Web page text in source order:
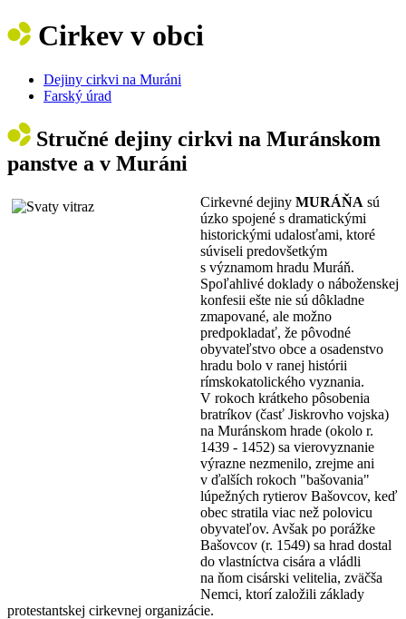
Cirkev v obci
Dejiny cirkvi na Muráni
Farský úrad
Stručné dejiny cirkvi na Muránskom
panstve a v Muráni
Cirkevné dejiny MURÁŇA sú
úzko spojené s dramatickými
historickými udalosťami, ktoré
súviseli predovšetkým
s významom hradu Muráň.
Spoľahlivé doklady o náboženskej
konfesii ešte nie sú dôkladne
zmapované, ale možno
predpokladať, že pôvodné
obyvateľstvo obce a osadenstvo
hradu bolo v ranej histórii
rímskokatolického vyznania.
V rokoch krátkeho pôsobenia
bratríkov (časť Jiskrovho vojska)
na Muránskom hrade (okolo r.
1439 - 1452) sa vierovyznanie
výrazne nezmenilo, zrejme ani
v ďalších rokoch "bašovania"
lúpežných rytierov Bašovcov, keď
obec stratila viac než polovicu
obyvateľov. Avšak po porážke
Bašovcov (r. 1549) sa hrad dostal
do vlastníctva cisára a vládli
na ňom cisárski velitelia, zväčša
Nemci, ktorí založili základy
protestantskej cirkevnej organizácie.